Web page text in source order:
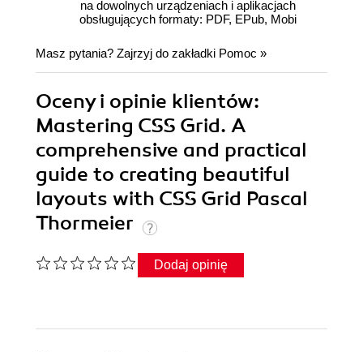
na dowolnych urządzeniach i aplikacjach
obsługujących formaty: PDF, EPub, Mobi
Masz pytania? Zajrzyj do zakładki Pomoc »
Oceny i opinie klientów:
Mastering CSS Grid. A
comprehensive and practical
guide to creating beautiful
layouts with CSS Grid Pascal
Thormeier
Dodaj opinię